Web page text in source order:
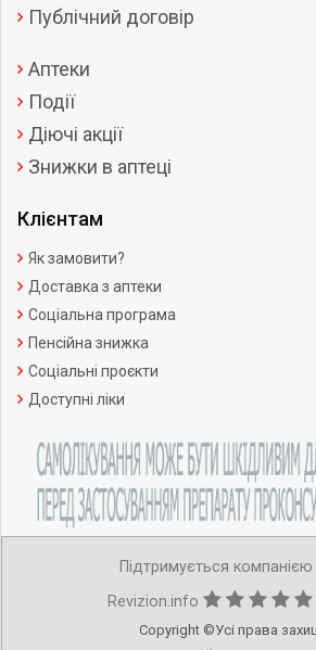
Публічний договір
Аптеки
Події
Діючі акції
Знижки в аптеці
Клієнтам
Як замовити?
Доставка з аптеки
Соціальна програма
Пенсійна знижка
Соціальні проєкти
Доступні ліки
Copyright ©Усі права
Підтримується
Revizion.info